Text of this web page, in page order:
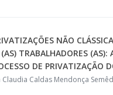
NÃO
TRABALHADORES
DE PRIVATIZAÇÃO
Claudia Caldas Mendonça